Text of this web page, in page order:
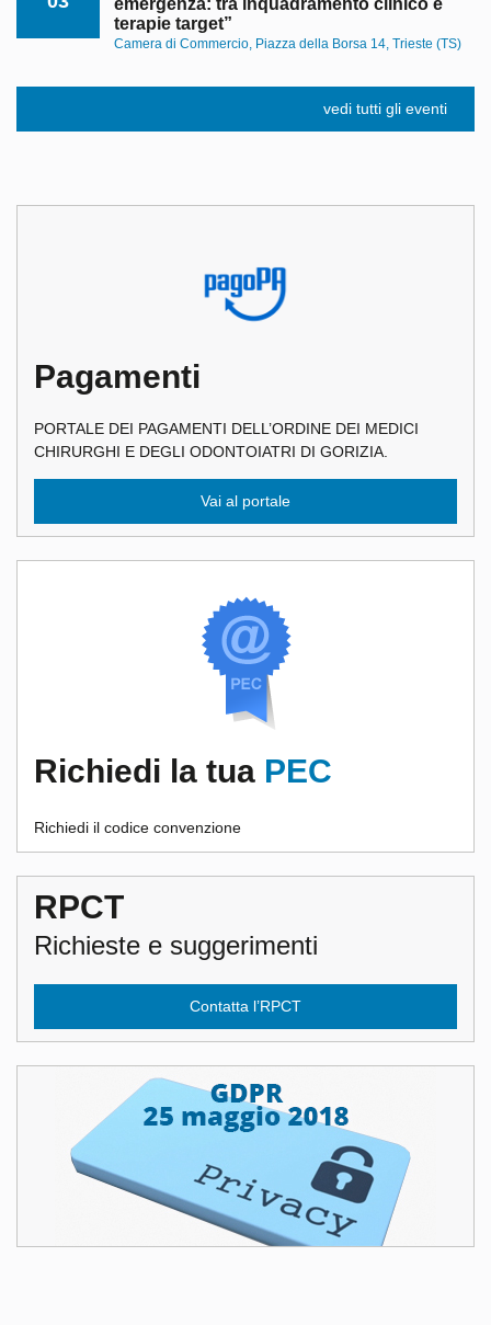
emergenza: tra inquadramento clinico e
terapie target”
Camera di Commercio, Piazza della Borsa 14, Trieste (TS)
vedi tutti gli eventi
Pagamenti
PORTALE DEI PAGAMENTI DELL’ORDINE DEI MEDICI
CHIRURGHI E DEGLI ODONTOIATRI DI GORIZIA.
Vai al portale
Richiedi la tua PEC
Richiedi il codice convenzione
RPCT
Richieste e suggerimenti
Contatta l’RPCT